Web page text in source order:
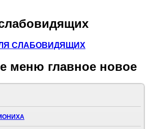
СЛАБОВИДЯЩИХ
меню главное новое